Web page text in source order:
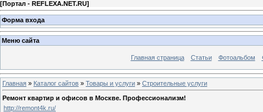
[Портал - REFLEXA.NET.RU]
Форма входа
Меню сайта
Главная страница Статьи Фотоальбом
Главная » Каталог сайтов » Товары и услуги » Строительные услуги
Ремонт квартир и офисов в Москве. Профессионализм!
http://remont4k.ru/